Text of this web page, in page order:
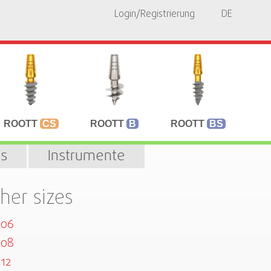
Login/Registrierung DE
ROOTT CS ROOTT B ROOTT BS
Instrumente
sizes